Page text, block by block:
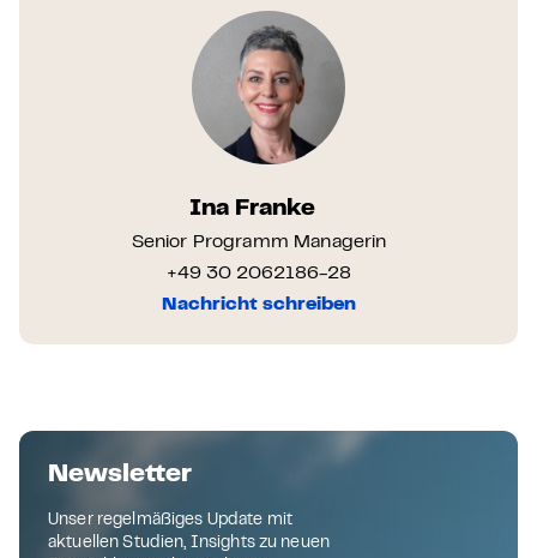
Ina Franke
Senior Programm Managerin
+49 30 2062186-28
Nachricht schreiben
Newsletter
Unser regelmäßiges Update mit
aktuellen Studien, Insights zu neuen